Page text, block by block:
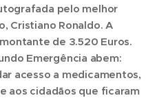
pelo melhor
Cristiano Ronaldo. A
de 3.520 Euros.
Emergência abem:
acesso a medicamentos,
aos cidadãos que ficaram